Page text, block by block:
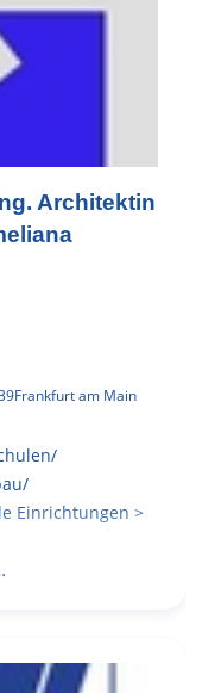
Architektin
Frankfurt am Main
Einrichtungen >